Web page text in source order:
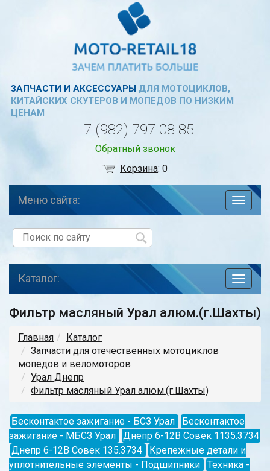
ЗАПЧАСТИ И АКСЕССУАРЫДЛЯ МОТОЦИКЛОВ,
КИТАЙСКИХ СКУТЕРОВ И МОПЕДОВ ПО НИЗКИМ
ЦЕНАМ
+7 (982) 797 08 85
Обратный звонок
Корзина:0
по
Меню сайта:
toggle
Каталог:
Фильтр масляный Урал алюм.(г.Шахты)
Главная
Каталог
Запчасти для отечественных мотоциклов
мопедов и веломоторов
Урал Днепр
Фильтр масляный Урал алюм.(г.Шахты)
Бесконтактое зажигание - БСЗ Урал
Бесконтактое
зажигание - МБСЗ Урал
Днепр 6-12В Совек 1135.3734
Днепр 6-12В Совек 135.3734
Крепежные детали и
уплотнительные элементы - Подшипники
Техника -